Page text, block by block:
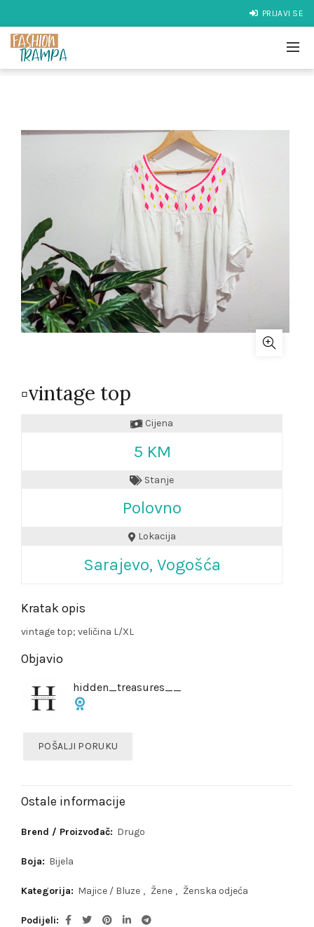
PRIJAVI SE
▫️vintage top
Cijena
5 KM
Stanje
Polovno
Lokacija
Sarajevo, Vogošća
Kratak opis
vintage top; veličina L/XL
Objavio
hidden_treasures__
POŠALJI PORUKU
Ostale informacije
Brend / Proizvođač: Drugo
Boja: Bijela
Kategorija: Majice / Bluze , Žene , Ženska odjeća
Podijeli